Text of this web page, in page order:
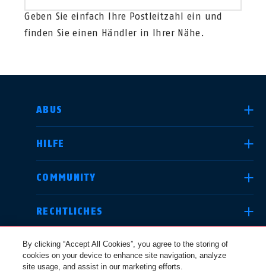
Geben Sie einfach Ihre Postleitzahl ein und
finden Sie einen Händler in Ihrer Nähe.
ABUS
HILFE
COMMUNITY
RECHTLICHES
LAND AUSWÄHLEN
Deutschland
By clicking “Accept All Cookies”, you agree to the storing of
cookies on your device to enhance site navigation, analyze
site usage, and assist in our marketing efforts.